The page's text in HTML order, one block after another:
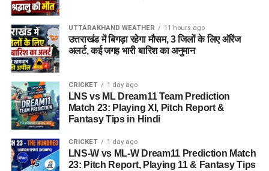
UTTARAKHAND WEATHER 11 hours ago
उत्तराखंड में बिगड़ा रहेगा मौसम, 3 जिलों के लिए ऑरेंज
अलर्ट, कई जगह भारी बारिश का अनुमान
CRICKET 1 day ago
LNS vs ML Dream11 Team Prediction
Match 23: Playing XI, Pitch Report &
Fantasy Tips in Hindi
CRICKET 1 day ago
LNS-W vs ML-W Dream11 Prediction Match
23: Pitch Report, Playing 11 & Fantasy Tips